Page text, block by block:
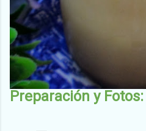
Preparación y